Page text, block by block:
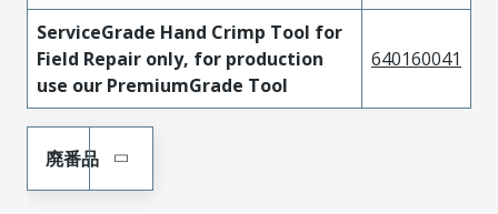
ServiceGrade Hand Crimp Tool for
Field Repair only, for production
use our PremiumGrade Tool
640160041
廃番品